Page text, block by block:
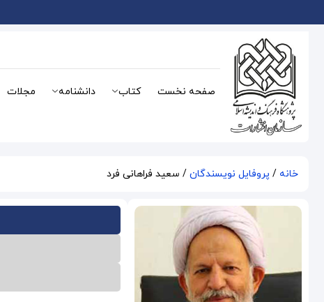
صفحه نخست کتاب دانشنامه مجلات
خانه / پروفایل نویسندگان / سعید فراهانی فرد